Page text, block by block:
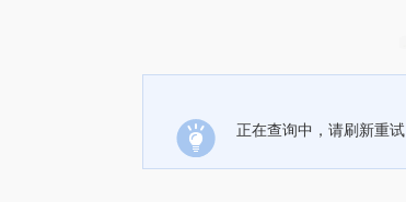
正在查询中，请刷新重试